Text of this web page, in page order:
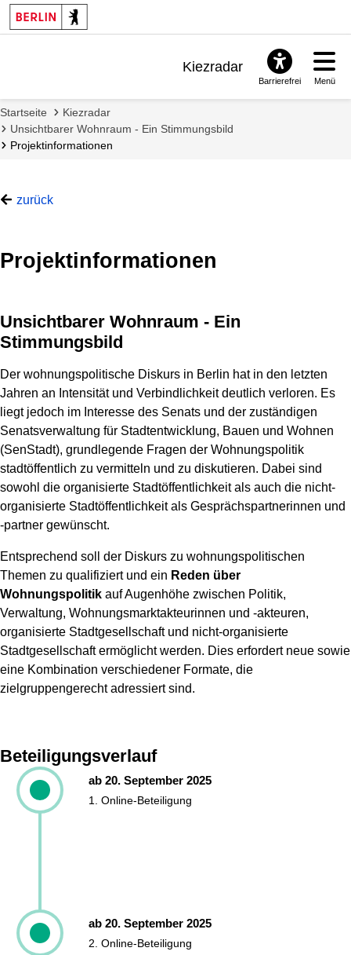
Kiezradar
Barrierefrei Menü
Startseite
Kiezradar
Unsichtbarer Wohnraum - Ein Stimmungsbild
Projektinformationen
zurück
Projektinformationen
Unsichtbarer Wohnraum - Ein
Stimmungsbild
Der wohnungspolitische Diskurs in Berlin hat in den letzten
Jahren an Intensität und Verbindlichkeit deutlich verloren. Es
liegt jedoch im Interesse des Senats und der zuständigen
Senatsverwaltung für Stadtentwicklung, Bauen und Wohnen
(SenStadt), grundlegende Fragen der Wohnungspolitik
stadtöffentlich zu vermitteln und zu diskutieren. Dabei sind
sowohl die organisierte Stadtöffentlichkeit als auch die nicht-
organisierte Stadtöffentlichkeit als Gesprächspartnerinnen und
-partner gewünscht.
Entsprechend soll der Diskurs zu wohnungspolitischen
Themen zu qualifiziert und ein Reden über
Wohnungspolitik auf Augenhöhe zwischen Politik,
Verwaltung, Wohnungsmarktakteurinnen und -akteuren,
organisierte Stadtgesellschaft und nicht-organisierte
Stadtgesellschaft ermöglicht werden. Dies erfordert neue sowie
eine Kombination verschiedener Formate, die
zielgruppengerecht adressiert sind.
Beteiligungsverlauf
ab 20. September 2025
1. Online-Beteiligung
ab 20. September 2025
2. Online-Beteiligung